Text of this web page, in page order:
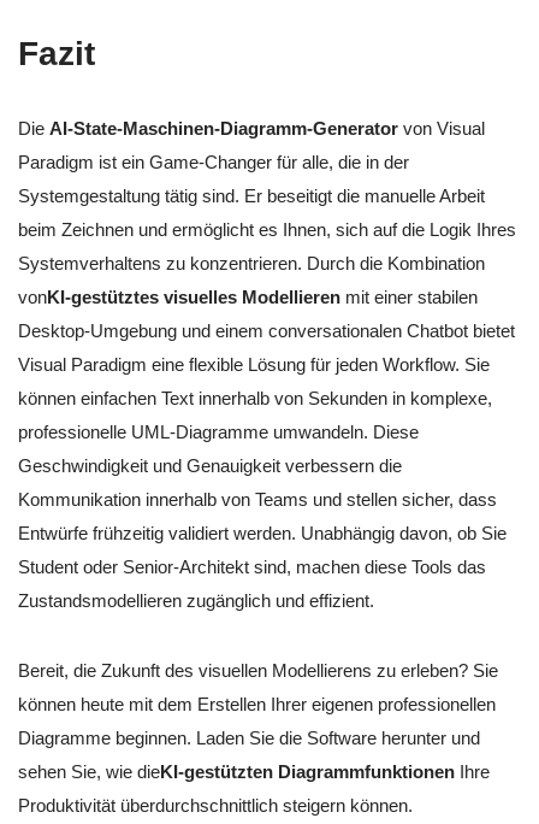
Fazit
Die AI-State-Maschinen-Diagramm-Generator von Visual
Paradigm ist ein Game-Changer für alle, die in der
Systemgestaltung tätig sind. Er beseitigt die manuelle Arbeit
beim Zeichnen und ermöglicht es Ihnen, sich auf die Logik Ihres
Systemverhaltens zu konzentrieren. Durch die Kombination
vonKI-gestütztes visuelles Modellieren mit einer stabilen
Desktop-Umgebung und einem conversationalen Chatbot bietet
Visual Paradigm eine flexible Lösung für jeden Workflow. Sie
können einfachen Text innerhalb von Sekunden in komplexe,
professionelle UML-Diagramme umwandeln. Diese
Geschwindigkeit und Genauigkeit verbessern die
Kommunikation innerhalb von Teams und stellen sicher, dass
Entwürfe frühzeitig validiert werden. Unabhängig davon, ob Sie
Student oder Senior-Architekt sind, machen diese Tools das
Zustandsmodellieren zugänglich und effizient.
Bereit, die Zukunft des visuellen Modellierens zu erleben? Sie
können heute mit dem Erstellen Ihrer eigenen professionellen
Diagramme beginnen. Laden Sie die Software herunter und
sehen Sie, wie dieKI-gestützten Diagrammfunktionen Ihre
Produktivität überdurchschnittlich steigern können.